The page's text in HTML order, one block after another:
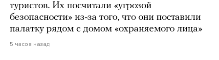
туристов. Их посчитали «угрозой
безопасности» из-за того, что они поставили
палатку рядом с домом «охраняемого лица»
5 часов назад